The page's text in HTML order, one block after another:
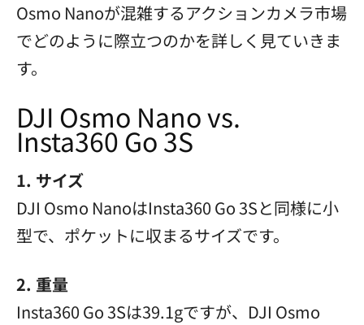
Osmo Nanoが混雑するアクションカメラ市場
でどのように際立つのかを詳しく見ていきま
す。
DJI Osmo Nano vs.
Insta360 Go 3S
1. サイズ
DJI Osmo NanoはInsta360 Go 3Sと同様に小
型で、ポケットに収まるサイズです。
2. 重量
Insta360 Go 3Sは39.1gですが、DJI Osmo